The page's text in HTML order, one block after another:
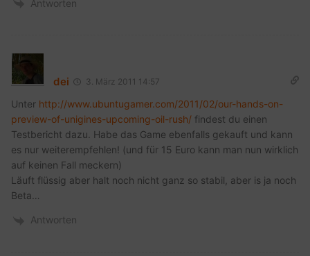
Antworten
dei 3. März 2011 14:57
Unter http://www.ubuntugamer.com/2011/02/our-hands-on-
preview-of-unigines-upcoming-oil-rush/ findest du einen
Testbericht dazu. Habe das Game ebenfalls gekauft und kann
es nur weiterempfehlen! (und für 15 Euro kann man nun wirklich
auf keinen Fall meckern)
Läuft flüssig aber halt noch nicht ganz so stabil, aber is ja noch
Beta…
Antworten